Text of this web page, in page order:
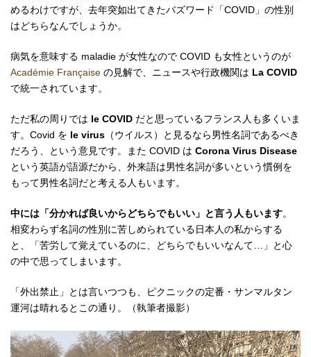
めるわけですが、去年突如出てきたバズワード「COVID」の性別
はどちらなんでしょうか。
病気を意味する maladie が女性なので COVID も女性というのが
Académie Française の見解で、ニュースや行政機関は La COVID
で統一されています。
ただ私の周りでは le COVID だと思っているフランス人も多くいま
す。Covid を le virus （ウイルス）と見るなら男性名詞であるべき
だろう、という意見です。また COVID は Corona Virus Disease
という英語が語源だから、外来語は男性名詞が多いという慣例を
もって男性名詞だと考える人もいます。
中には「分かれば良いからどちらでもいい」と言う人もいます。
相変わらず名詞の性別に苦しめられている日本人の私からする
と、「苦労して覚えているのに、どちらでもいいなんて…」と心
の中で思ってしまいます。
「外出禁止」とは言いつつも、ピクニックの定番・サンマルタン
運河は晴れるとこの通り。（執筆者撮影）